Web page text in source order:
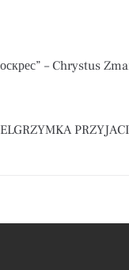
– Chrystus